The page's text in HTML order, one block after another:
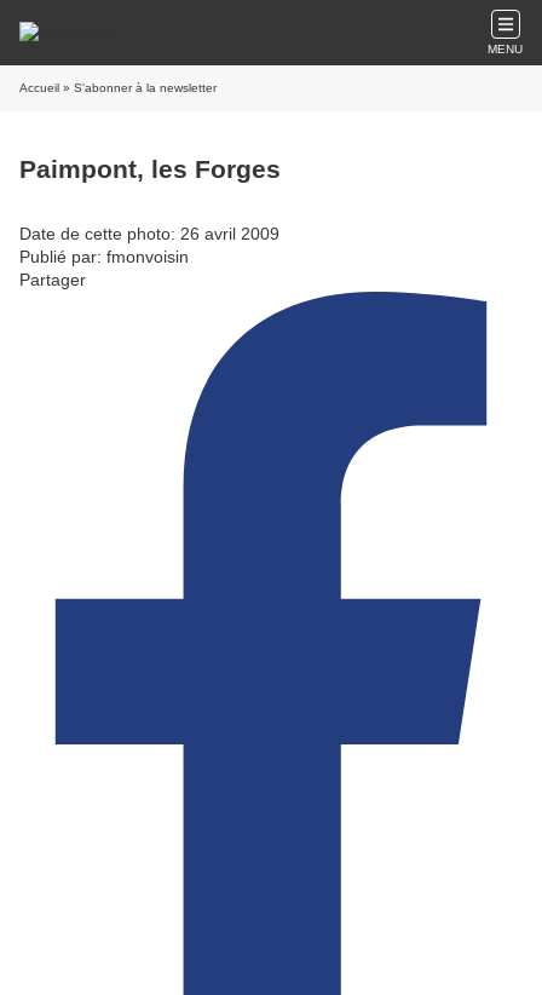
MENU
Accueil » S'abonner à la newsletter
Paimpont, les Forges
Date de cette photo: 26 avril 2009
Publié par: fmonvoisin
Partager